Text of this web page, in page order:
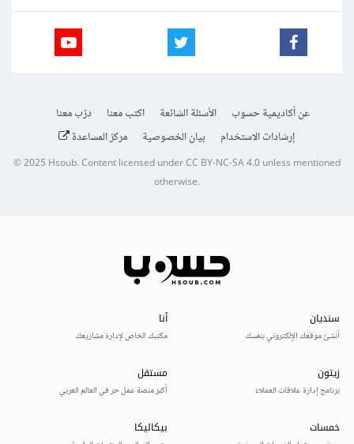
عن أكاديمية حسوب الأسئلة الشائعة اكتب معنا
درّب معنا
إرشادات الاستخدام
بيان الخصوصية مركز المساعدة
© 2025Hsoub.Content licensed underCC BY-NC-SA 4.0unless mentioned
otherwise.